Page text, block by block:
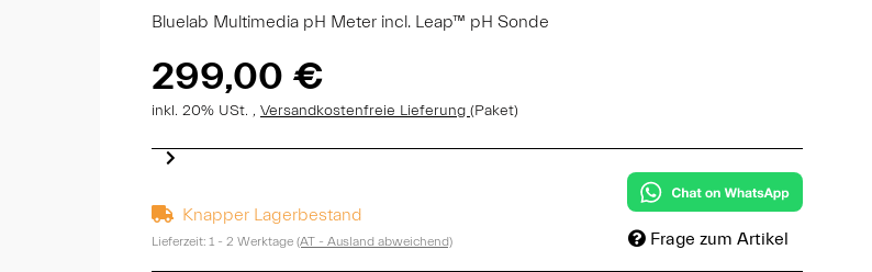
Bluelab Multimedia pH Meter incl. Leap™ pH Sonde
299,00 €
inkl. 20% USt. , Versandkostenfreie Lieferung (Paket)
Knapper Lagerbestand
Lieferzeit: 1 - 2 Werktage (AT - Ausland abweichend) Frage zum Artikel